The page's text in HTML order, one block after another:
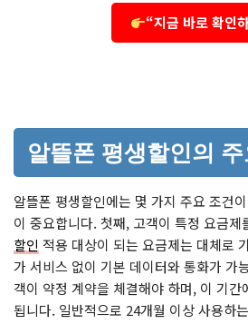
“지금 바로 확인
알뜰폰 평생할인의 주
알뜰폰 평생할인에는 몇 가지 주요 조건
이 중요합니다. 첫째, 고객이 특정 요금제
할인 적용 대상이 되는 요금제는 대체로
가 서비스 없이 기본 데이터와 통화가 가
객이 약정 계약을 체결해야 하며, 이 기간
됩니다. 일반적으로 24개월 이상 사용하